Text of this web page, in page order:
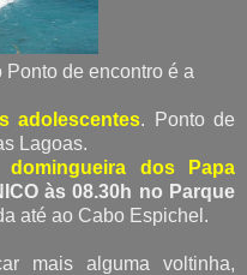
Ponto de encontro é a
adolescentes. Ponto de
Lagoas.
domingueira dos Papa
às 08.30h no Parque
até ao Cabo Espichel.
mais alguma voltinha,